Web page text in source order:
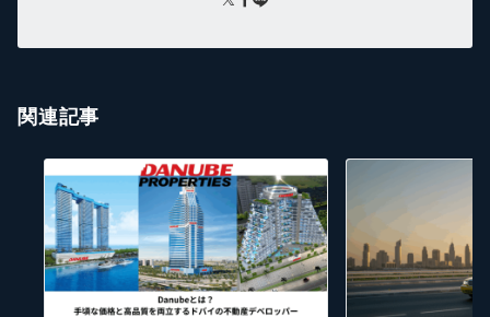
関連記事